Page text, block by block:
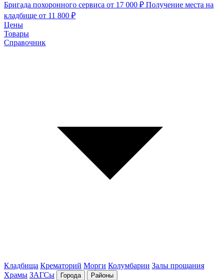
Бригада похоронного сервиса от 17 000 ₽ Получение места на
кладбище от 11 800 ₽
Цены
Товары
Справочник
Кладбища Крематорий Морги Колумбарии Залы прощания
Храмы ЗАГСы Города Районы